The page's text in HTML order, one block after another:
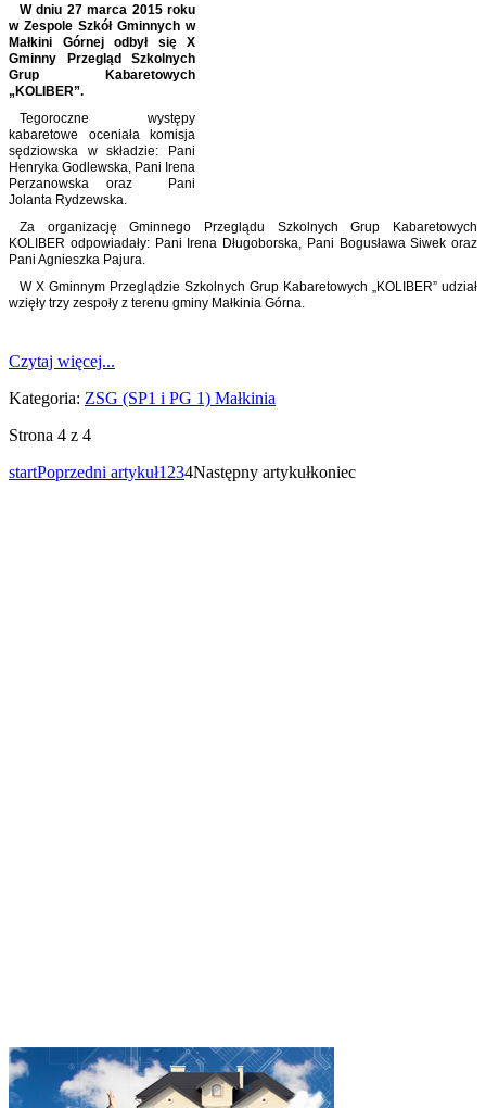
W dniu 27 marca 2015 roku
w Zespole Szkół Gminnych w
Małkini Górnej odbył się X
Gminny Przegląd Szkolnych
Grup Kabaretowych
„KOLIBER”.
Tegoroczne występy
kabaretowe oceniała komisja
sędziowska w składzie: Pani
Henryka Godlewska, Pani Irena
Perzanowska oraz Pani
Jolanta Rydzewska.
Za organizację Gminnego Przeglądu Szkolnych Grup Kabaretowych
KOLIBER odpowiadały: Pani Irena Długoborska, Pani Bogusława Siwek oraz
Pani Agnieszka Pajura.
W X Gminnym Przeglądzie Szkolnych Grup Kabaretowych „KOLIBER” udział
wzięły trzy zespoły z terenu gminy Małkinia Górna.
Czytaj więcej...
Kategoria: ZSG (SP1 i PG 1) Małkinia
Strona 4 z 4
startPoprzedni artykuł1 234Następny artykułkoniec